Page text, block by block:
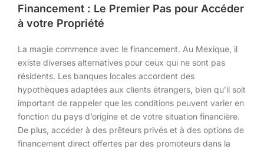
Financement : Le Premier Pas pour Accéder
à votre Propriété
La magie commence avec le financement. Au Mexique, il
existe diverses alternatives pour ceux qui ne sont pas
résidents. Les banques locales accordent des
hypothèques adaptées aux clients étrangers, bien qu’il soit
important de rappeler que les conditions peuvent varier en
fonction du pays d’origine et de votre situation financière.
De plus, accéder à des prêteurs privés et à des options de
financement direct offertes par des promoteurs dans la